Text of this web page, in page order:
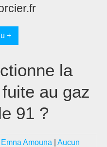
+
la
au gaz
91 ?
Emna Amouna
Aucun